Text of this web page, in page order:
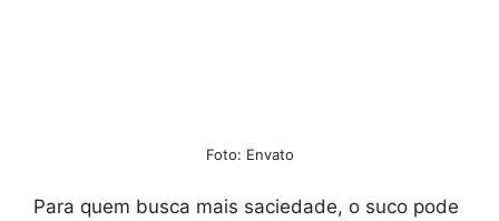
Foto: Envato
Para quem busca mais saciedade, o suco pode